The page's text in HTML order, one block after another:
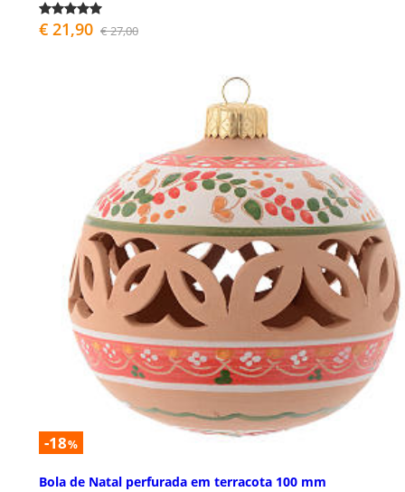
€ 21,90 € 27,00
-18%
Bola de Natal perfurada em terracota 100 mm